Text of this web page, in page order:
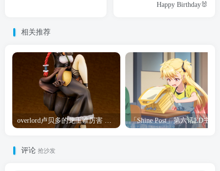
Happy Birthday🐰
相关推荐
overlord卢贝多的龙王谁厉害 「Overlord」露普斯蕾琪娜·贝塔手办开订
评论 抢沙发